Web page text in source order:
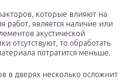
которые влияют на
работ, является наличие или
акустической
отсутствуют, то обработать
потратится меньше.
в дверях несколько осложнит